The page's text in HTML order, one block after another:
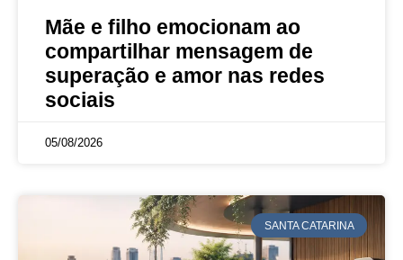
Mãe e filho emocionam ao
compartilhar mensagem de
superação e amor nas redes
sociais
05/08/2026
SANTA CATARINA